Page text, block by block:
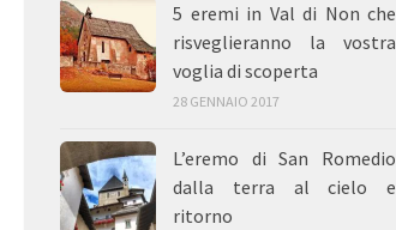
5 eremi in Val di Non che
risveglieranno la vostra
voglia di scoperta
28 GENNAIO 2017
L’eremo di San Romedio
dalla terra al cielo e
ritorno